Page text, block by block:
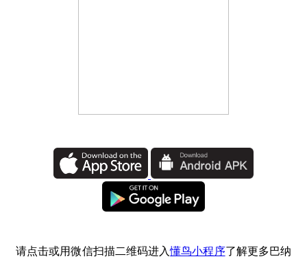
请点击或用微信扫描二维码进入懂鸟小程序了解更多巴纳